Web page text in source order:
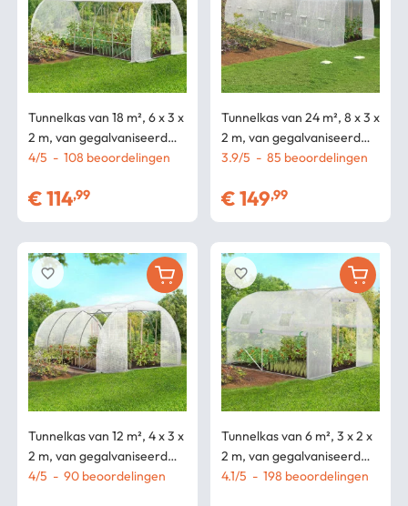
Tunnelkas van 18 m², 6 x 3 x
2 m, van gegalvaniseerd
staal + UV-bestendig zeil
CRIMÉE, wit, geschikt voor
4/5 - 108 beoordelingen
€114,99
Tunnelkas van 12 m², 4 x 3 x
2 m, van gegalvaniseerd
staal + UV-bestendig zeil
4/5 - 90 beoordelingen
favorite_border
Tunnelkas van 24 m², 8 x 3 x
2 m, van gegalvaniseerd
staal + UV-bestendig zeil,
het merk DES ANDES, wit
3.9/5 - 85 beoordelingen
€149,99
Tunnelkas van 6 m², 3 x 2 x
2 m, van gegalvaniseerd
staal + UV-bestendig zeil
4.1/5 - 198 beoordelingen
favorite_border